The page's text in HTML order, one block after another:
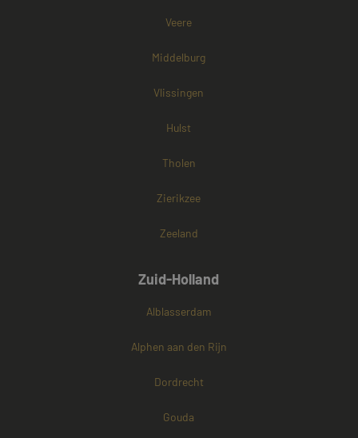
Veere
Middelburg
Vlissingen
Hulst
Tholen
Zierikzee
Zeeland
Zuid-Holland
Alblasserdam
Alphen aan den Rijn
Dordrecht
Gouda